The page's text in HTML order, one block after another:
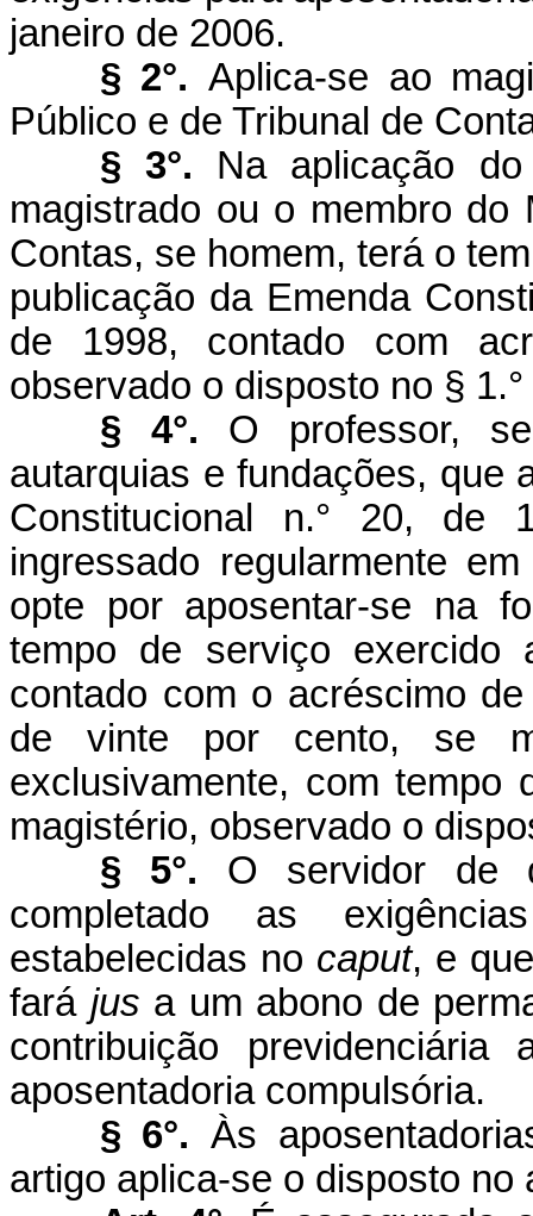
janeiro de 2006.
§ 2°.Aplica-se ao
Público e de Tribunal de
§ 3°. Na aplicação
magistrado ou o membro do
Contas, se homem, terá o
publicação da Emenda
de 1998, contado com
observado o disposto no §
§ 4°. O professor,
autarquias e fundações, que
Constitucional n.° 20, de
ingressado regularmente
opte por aposentar-se na
tempo de serviço exercido
contado com o acréscimo
de vinte por cento, se
exclusivamente, com tempo
magistério, observado o
§ 5°. O servidor de
completado as
estabelecidas no caput, e
fará jus a um abono de
contribuição
aposentadoria compulsória.
§ 6°.Às
artigo aplica-se o disposto no